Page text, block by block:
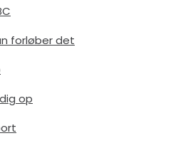
forløber det
op